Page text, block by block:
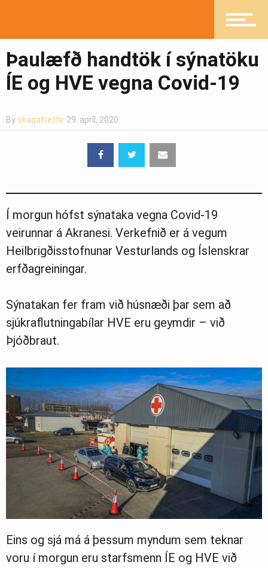
Pistlar
Greinasafn
Þaulæfð handtök í sýnatöku
ÍE og HVE vegna Covid-19
By skagafrettir 29. apríl, 2020
Í morgun hófst sýnataka vegna Covid-19
veirunnar á Akranesi. Verkefnið er á vegum
Heilbrigðisstofnunar Vesturlands og Íslenskrar
erfðagreiningar.
Sýnatakan fer fram við húsnæði þar sem að
sjúkraflutningabílar HVE eru geymdir – við
Þjóðbraut.
Eins og sjá má á þessum myndum sem teknar
voru í morgun eru starfsmenn ÍE og HVE við